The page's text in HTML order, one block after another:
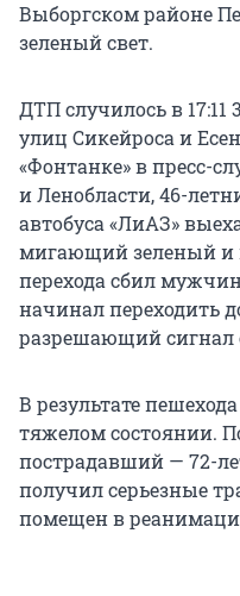
Выборгском районе
зеленый свет.
ДТП случилось в 17:11
улиц Сикейроса и
«Фонтанке» в пресс-
и Ленобласти, 46-
автобуса «ЛиАЗ»
мигающий зеленый и
перехода сбил
начинал переходить
разрешающий сигнал
В результате
тяжелом состоянии.
пострадавший — 72-
получил серьезные
помещен в